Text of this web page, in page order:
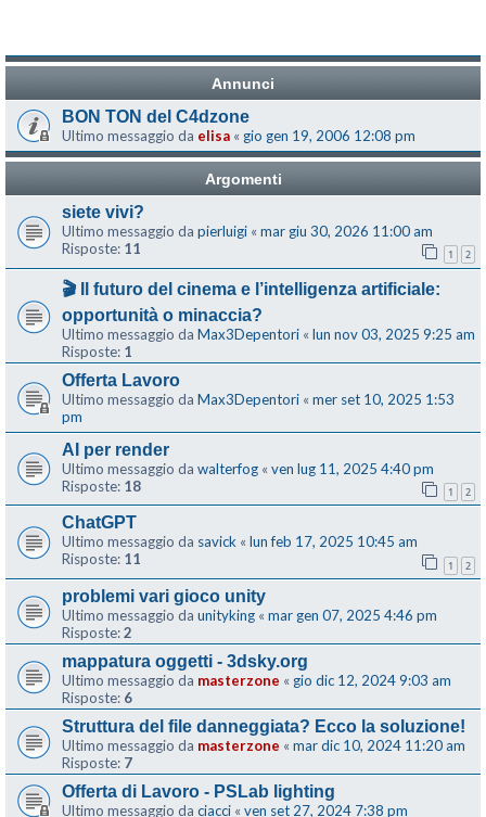
Annunci
BON TON del C4dzone
Ultimo messaggio da elisa « gio gen 19, 2006 12:08 pm
Argomenti
siete vivi?
Ultimo messaggio da pierluigi « mar giu 30, 2026 11:00 am
Risposte: 11 1 2
🎬 Il futuro del cinema e l’intelligenza artificiale:
opportunità o minaccia?
Ultimo messaggio da Max3Depentori « lun nov 03, 2025 9:25 am
Risposte: 1
Offerta Lavoro
Ultimo messaggio da Max3Depentori « mer set 10, 2025 1:53
pm
AI per render
Ultimo messaggio da walterfog « ven lug 11, 2025 4:40 pm
Risposte: 18 1 2
ChatGPT
Ultimo messaggio da savick « lun feb 17, 2025 10:45 am
Risposte: 11 1 2
problemi vari gioco unity
Ultimo messaggio da unityking « mar gen 07, 2025 4:46 pm
Risposte:2
mappatura oggetti - 3dsky.org
Ultimo messaggio da masterzone « gio dic 12, 2024 9:03 am
Risposte: 6
Struttura del file danneggiata? Ecco la soluzione!
Ultimo messaggio da masterzone « mar dic 10, 2024 11:20 am
Risposte: 7
Offerta di Lavoro - PSLab lighting
Ultimo messaggio da ciacci « ven set 27, 2024 7:38 pm